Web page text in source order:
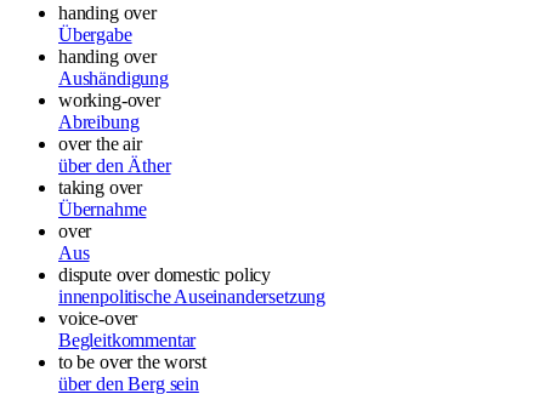
handing over
Übergabe
handing over
Aushändigung
working-over
Abreibung
over the air
über den Äther
taking over
Übernahme
over
Aus
dispute over domestic policy
innenpolitische Auseinandersetzung
voice-over
Begleitkommentar
to be over the worst
über den Berg sein